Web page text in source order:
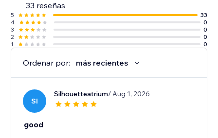
33 reseñas
5
33
4
0
3
0
2
0
1
0
Ordenar por: más recientes
SI
Silhouetteatrium/ Aug 1, 2026
good